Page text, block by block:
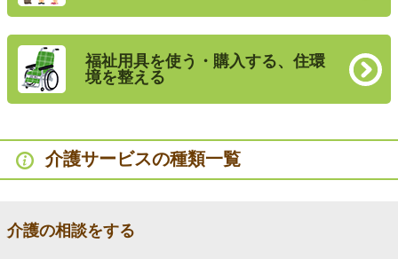
福祉用具を使う・購入する、住環
境を整える
介護サービスの種類一覧
介護の相談をする